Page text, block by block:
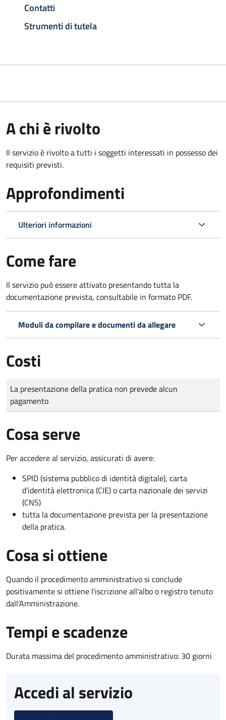
Contatti
Strumenti di tutela
A chi è rivolto
Il servizio è rivolto a tutti i soggetti interessati in possesso dei
requisiti previsti.
Approfondimenti
Ulteriori informazioni
Come fare
Il servizio può essere attivato presentando tutta la
documentazione prevista, consultabile in formato PDF.
Moduli da compilare e documenti da allegare
Costi
Tipo di pagamento
Importo
La presentazione della pratica non prevede alcun
pagamento
Cosa serve
Per accedere al servizio, assicurati di avere:
SPID (sistema pubblico di identità digitale), carta
d’identità elettronica (CIE) o carta nazionale dei servizi
(CNS)
tutta la documentazione prevista per la presentazione
della pratica.
Cosa si ottiene
Quando il procedimento amministrativo si conclude
positivamente si ottiene l'iscrizione all'albo o registro tenuto
dall'Amministrazione.
Tempi e scadenze
Durata massima del procedimento amministrativo: 30 giorni
Accedi al servizio